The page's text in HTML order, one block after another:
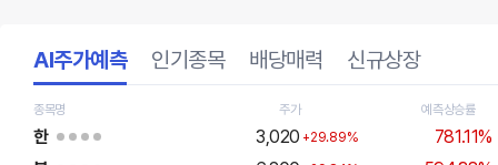
AI주가예측 인기종목 배당매력 신규상장
종목명 주가 예측상승률
한 3,020 +29.89%
781.11%